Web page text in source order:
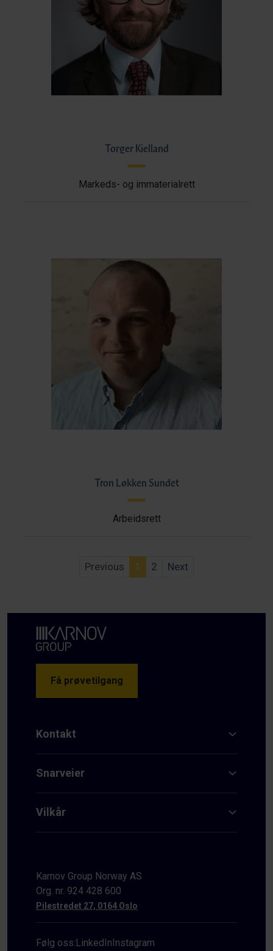
Torger Kielland
Markeds- og immaterialrett
Tron Løkken Sundet
Arbeidsrett
Previous 1 2 Next
Få prøvetilgang
Kontakt
Snarveier
Vilkår
Karnov Group Norway AS
Org. nr. 924 428 600
Pilestredet 27, 0164 Oslo
Følg oss:LinkedInInstagram